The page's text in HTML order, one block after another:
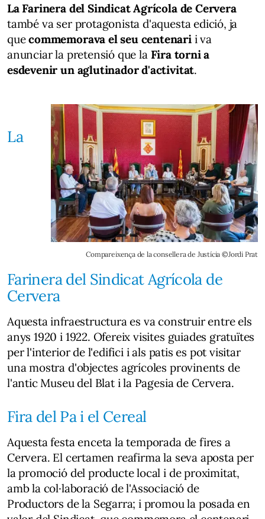
La Farinera del Sindicat Agrícola de Cervera
també va ser protagonista d'aquesta edició, ja
quecommemorava el seu centenarii va
anunciar la pretensió que la Fira torni a
esdevenir un aglutinador d'activitat.
Compareixença de la consellera de Justícia ©Jordi Prat
La
Farinera del Sindicat Agrícola de
Cervera
Aquesta infraestructura es va construir entre els
anys 1920 i 1922. Ofereix visites guiades gratuïtes
per l'interior de l'edifici i als patis es pot visitar
una mostra d'objectes agrícoles provinents de
l'antic Museu del Blat i la Pagesia de Cervera.
Fira del Pa i el Cereal
Aquesta festa enceta la temporada de fires a
Cervera. El certamen reafirma la seva aposta per
la promoció del producte local i de proximitat,
amb la col·laboració de l'Associació de
Productors de la Segarra; i promou la posada en